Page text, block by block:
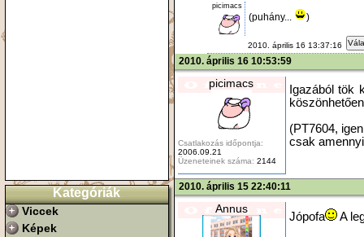
Kategóriák
Viccek
Képek
picimacs
(puhány... )
2010. április 16 13:37:16
2010. április 16 10:53:59
picimacs
Csatlakozás időpontja:
2006.09.21
Üzeneteinek száma: 2144
Igazából tök
(PT7604,
csak
2010. április 15 22:40:11
Annus
Jópofa A